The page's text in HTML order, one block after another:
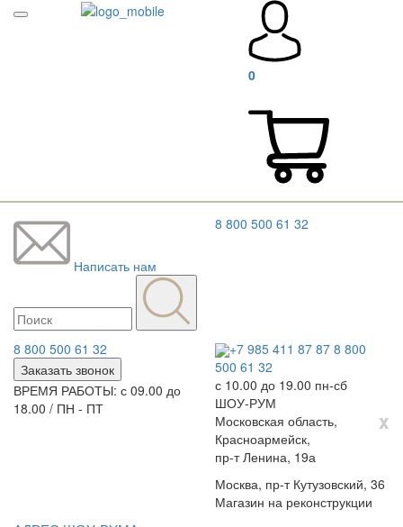
0
Написать нам
8 800 500 61 32
8 800 500 61 32
Заказать звонок
ВРЕМЯ РАБОТЫ: с 09.00 до
18.00 / ПН - ПТ
+7 985 411 87 87 8 800
500 61 32
с 10.00 до 19.00 пн-сб
ШОУ-РУМ
x
Московская область,
Красноармейск,
пр-т Ленина, 19а
Москва, пр-т Кутузовский, 36
Магазин на реконструкции